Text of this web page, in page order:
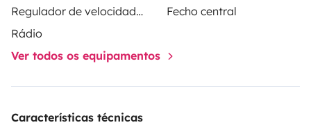
entrega y recogida en Valencia y Alicante. Si tienes
cualquier pregunta, no dudes en consultarnos.
Regulador de velocidade / Cruise Control
Fecho central
Rádio
Ver todos os equipamentos
Características técnicas